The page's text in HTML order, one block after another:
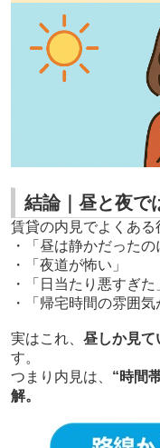
結論｜昼と夜で
賃貸の内見でよくある
・「昼は静かだったの
・「夜道が怖い」
・「日当たり悪すぎた
・「帰宅時間の雰囲気
実はこれ、 昼しか見て
す。
つまり内見は、 “時間
解。